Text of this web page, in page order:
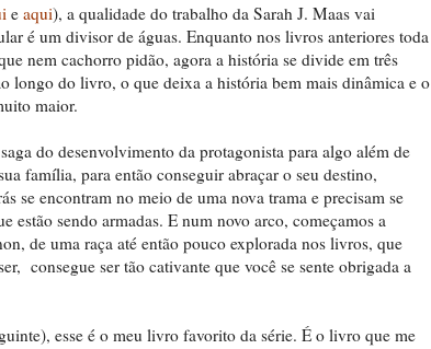
e aqui), a qualidade do trabalho da Sarah J. Maas vai
é um divisor de águas. Enquanto nos livros anteriores toda
nem cachorro pidão, agora a história se divide em três
longo do livro, o que deixa a história bem mais dinâmica e o
maior.
do desenvolvimento da protagonista para algo além de
família, para então conseguir abraçar o seu destino,
se encontram no meio de uma nova trama e precisam se
estão sendo armadas. E num novo arco, começamos a
de uma raça até então pouco explorada nos livros, que
consegue ser tão cativante que você se sente obrigada a
esse é o meu livro favorito da série. É o livro que me